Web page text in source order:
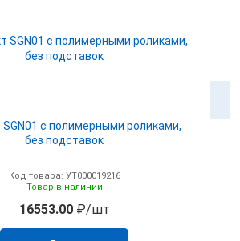
SGN01 с полимерными роликами,
без подставок
Код товара: УТ000019216
Товар в наличии
16553.00₽/шт